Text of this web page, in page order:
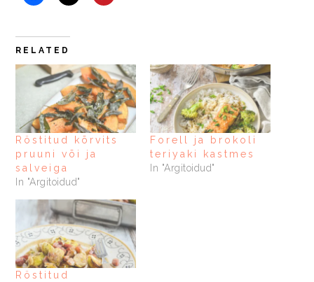
RELATED
Röstitud kõrvits
pruuni või ja
salveiga
In "Argitoidud"
Forell ja brokoli
teriyaki kastmes
In "Argitoidud"
Röstitud